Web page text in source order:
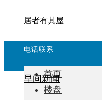
居者有其屋
电话联系
首页
楼盘
早间新闻